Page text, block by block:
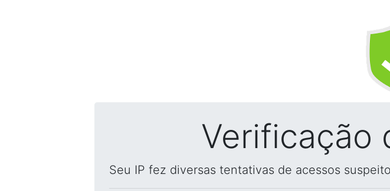
Verificação
Seu IP fez diversas tentativas de acessos